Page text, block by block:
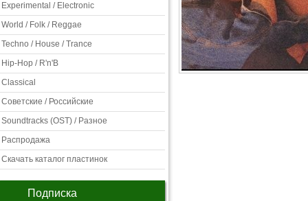
Experimental / Electronic
World / Folk / Reggae
Techno / House / Trance
Hip-Hop / R'n'B
Classical
Советские / Российские
Soundtracks (OST) / Разное
Распродажа
Скачать каталог пластинок
Подписка